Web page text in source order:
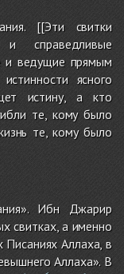
[[Эти свитки
справедливые
и ведущие прямым
ясного
истину, а кто
те, кому было
те, кому было
Ибн Джарир
свитках, а именно
Писаниях Аллаха, в
Аллаха». В